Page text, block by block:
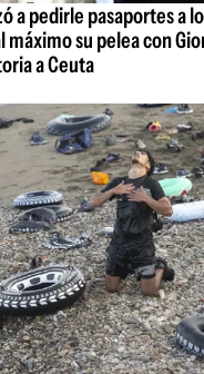
a pedirle pasaportes a
máximo su pelea con
a Ceuta